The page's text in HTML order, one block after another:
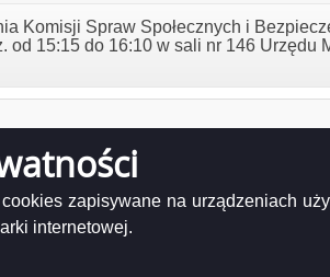
zapisywane na urządzeniach
internetowej.
Komisji Spraw Społecznych i
od 15:15 do 16:10 w sali nr 146 Urzędu
Rady Miejskiej w Suwałkach w dniu 21
1.